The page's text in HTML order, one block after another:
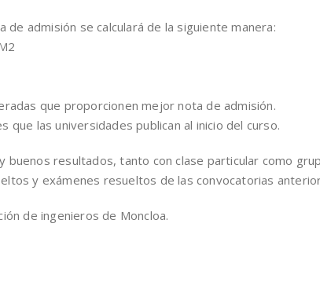
de admisión se calculará de la siguiente manera:
que proporcionen mejor nota de admisión.
las universidades publican al inicio del curso.
resultados, tanto con clase particular como
y exámenes resueltos de las convocatorias
de ingenieros de Moncloa.